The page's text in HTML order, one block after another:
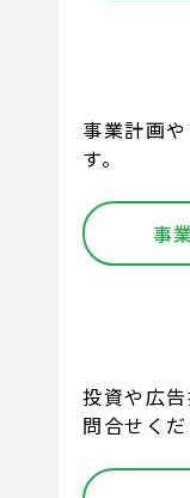
事業計画
す。
事
投資や広
問合せくだ